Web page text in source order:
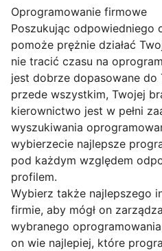
Oprogramowanie firmowe
Poszukując odpowiedniego
pomoże prężnie działać
nie tracić czasu na
jest dobrze dopasowane
przede wszystkim, Twojej
kierownictwo jest w pełni
wyszukiwania
wybierzecie najlepsze
pod każdym względem
profilem.
Wybierz także najlepszego
firmie, aby mógł on
wybranego
on wie najlepiej, które